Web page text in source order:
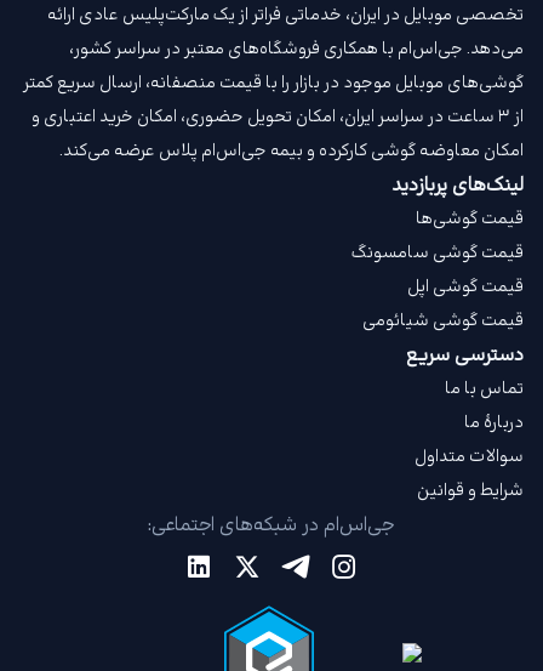
تخصصی موبایل در ایران، خدماتی فراتر از یک مارکت‌پلیس عادی ارائه
می‌دهد. جی‌اس‌ام با همکاری فروشگاه‌های معتبر در سراسر کشور،
گوشی‌های موبایل موجود در بازار را با قیمت‌ منصفانه، ارسال سریع کمتر
از ۳ ساعت در سراسر ایران، امکان تحویل حضوری، امکان خرید اعتباری و
امکان معاوضه گوشی کارکرده و بیمه جی‌اس‌ام‌ پلاس عرضه می‌کند.
لینک‌های پربازدید
قیمت گوشی‌ها
قیمت گوشی سامسونگ
قیمت گوشی اپل
قیمت گوشی شیائومی
دسترسی سریع
تماس با ما
دربارهٔ ما
سوالات متداول
شرایط و قوانین
جی‌اس‌ام در شبکه‌های اجتماعی: